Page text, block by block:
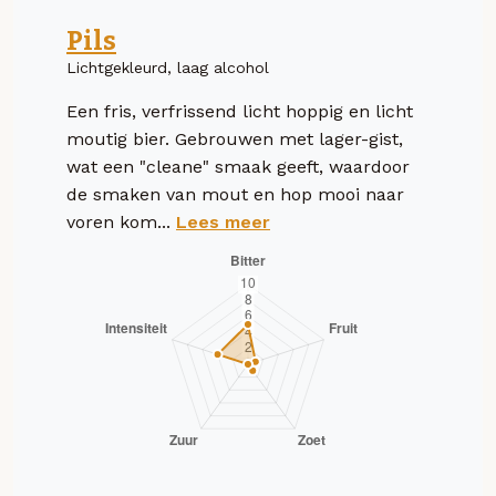
Pils
Lichtgekleurd, laag alcohol
Een fris, verfrissend licht hoppig en licht
moutig bier. Gebrouwen met lager-gist,
wat een "cleane" smaak geeft, waardoor
de smaken van mout en hop mooi naar
voren kom... Lees meer